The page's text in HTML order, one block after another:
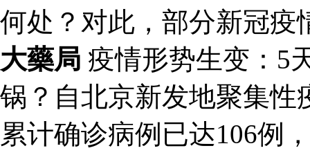
何处？对此，部分新冠
大藥局 疫情形势生变：5
锅？自北京新发地聚集性
累计确诊病例已达106例